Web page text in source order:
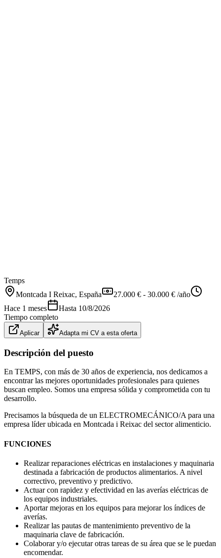
Temps
Montcada I Reixac, España
27.000 € - 30.000 € /año
Hace 1 meses
Hasta 10/8/2026
Tiempo completo
Aplicar Adapta mi CV a esta oferta
Descripción del puesto
En TEMPS, con más de 30 años de experiencia, nos dedicamos a
encontrar las mejores oportunidades profesionales para quienes
buscan empleo. Somos una empresa sólida y comprometida con tu
desarrollo.
Precisamos la búsqueda de un ELECTROMECÁNICO/A para una
empresa líder ubicada en Montcada i Reixac del sector alimenticio.
FUNCIONES
Realizar reparaciones eléctricas en instalaciones y maquinaria
destinada a fabricación de productos alimentarios. A nivel
correctivo, preventivo y predictivo.
Actuar con rapidez y efectividad en las averías eléctricas de
los equipos industriales.
Aportar mejoras en los equipos para mejorar los índices de
averías.
Realizar las pautas de mantenimiento preventivo de la
maquinaria clave de fabricación.
Colaborar y/o ejecutar otras tareas de su área que se le puedan
encomendar.